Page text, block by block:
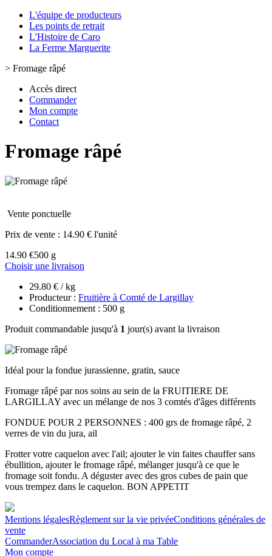
L'équipe de producteurs
Les points de retrait
L'Histoire de Caro
La Ferme Marguerite
> Fromage râpé
Accès direct
Commander
Mon compte
Contact
Fromage râpé
Vente ponctuelle
Prix de vente : 14.90 € l'unité
14.90 €500 g
Choisir une livraison
29.80 € / kg
Producteur : Fruitière à Comté de Largillay
Conditionnement : 500 g
Produit commandable jusqu'à 1 jour(s) avant la livraison
Idéal pour la fondue jurassienne, gratin, sauce
Fromage râpé par nos soins au sein de la FRUITIERE DE
LARGILLAY avec un mélange de nos 3 comtés d'âges différents
FONDUE POUR 2 PERSONNES : 400 grs de fromage râpé, 2
verres de vin du jura, ail
Frotter votre caquelon avec l'ail; ajouter le vin faites chauffer sans
ébullition, ajouter le fromage râpé, mélanger jusqu'à ce que le
fromage soit fondu. A déguster avec des gros cubes de pain que
vous trempez dans le caquelon. BON APPETIT
Mentions légalesRèglement sur la vie privéeConditions générales de
vente
CommanderAssociation du Local à ma Table
Mon compte